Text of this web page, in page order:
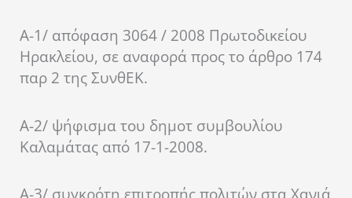
Α-1/ απόφαση 3064 / 2008 Πρωτοδικείου
Ηρακλείου, σε αναφορά προς το άρθρο 174
παρ 2 της ΣυνθΕΚ.
Α-2/ ψήφισμα του δημοτ συμβουλίου
Καλαμάτας από 17-1-2008.